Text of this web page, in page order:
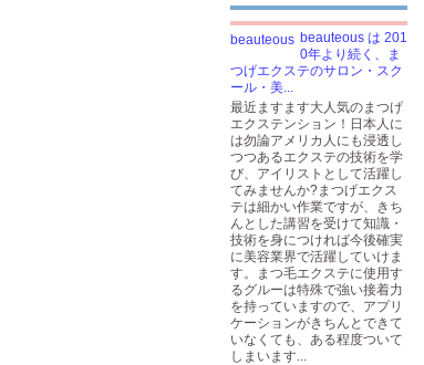
beauteous は 201
0年より続く、ま
つげエクステのサロン・スク
ール・美...
最近ますます大人気のまつげ
エクステンション！日本人に
は勿論アメリカ人にも浸透し
つつあるエクステの技術を学
び、アイリストとして活躍し
てみませんか?まつげエクス
テは細かい作業ですが、きち
んとした講習を受けて知識・
技術を身につければ今後確実
に美容業界で活躍していけま
す。まつ毛エクステに使用す
るグルーは特殊で強い接着力
を持っていますので、アプリ
ケーションがきちんとできて
いなくても、ある程度ついて
しまいます...